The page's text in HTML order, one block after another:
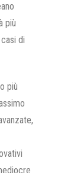
più
di
più